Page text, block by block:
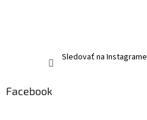
Sledovať na Instagrame
Facebook